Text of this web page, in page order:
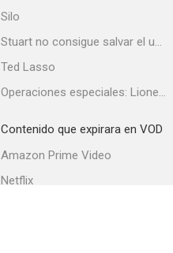
Silo
Stuart no consigue salvar el universo
Ted Lasso
Operaciones especiales: Lioness
Contenido que expirara en VOD
Amazon Prime Video
Netflix